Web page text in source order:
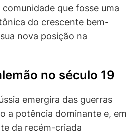
que fosse uma
do crescente bem-
nova posição na
no século 19
emergira das guerras
a potência dominante e, em
da recém-criada